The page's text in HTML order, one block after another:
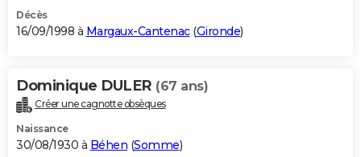
Décès
16/09/1998 à Margaux-Cantenac(Gironde)
Dominique DULER (67 ans)
Créer une cagnotte obsèques
Naissance
30/08/1930 à Béhen (Somme)